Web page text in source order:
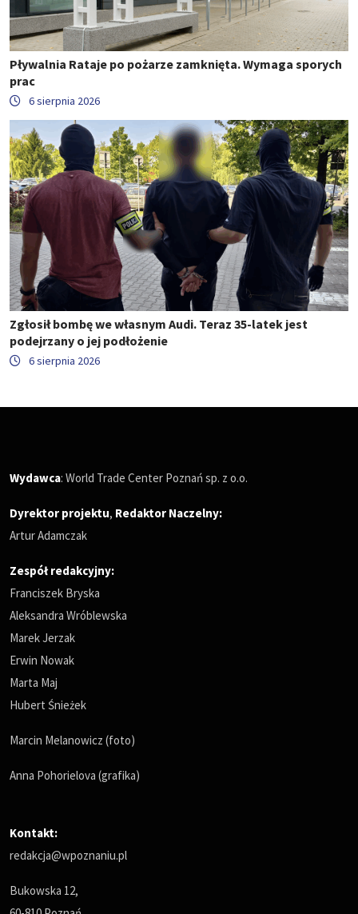
Pływalnia Rataje po pożarze zamknięta. Wymaga sporych
prac
6 sierpnia 2026
Zgłosił bombę we własnym Audi. Teraz 35-latek jest
podejrzany o jej podłożenie
6 sierpnia 2026
Wydawca: World Trade Center Poznań sp. z o.o.
Dyrektor projektu, Redaktor Naczelny:
Artur Adamczak
Zespół redakcyjny:
Franciszek Bryska
Aleksandra Wróblewska
Marek Jerzak
Erwin Nowak
Marta Maj
Hubert Śnieżek
Marcin Melanowicz (foto)
Anna Pohorielova (grafika)
Kontakt:
redakcja@wpoznaniu.pl
Bukowska 12,